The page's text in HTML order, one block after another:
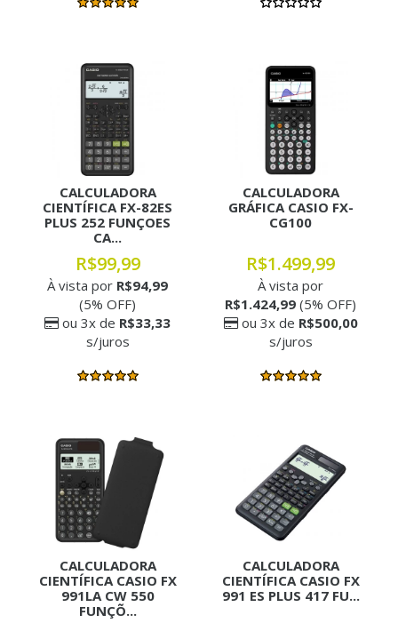
CALCULADORA
CIENTÍFICA FX-82ES
PLUS 252 FUNÇOES
CA...
R$99,99
À vista por R$94,99
(5% OFF)
ou 3x de R$33,33
s/juros
CALCULADORA
GRÁFICA CASIO FX-
CG100
R$1.499,99
À vista por
R$1.424,99 (5% OFF)
ou 3x de R$500,00
s/juros
CALCULADORA
CIENTÍFICA CASIO FX
991LA CW 550
FUNÇÕ...
CALCULADORA
CIENTÍFICA CASIO FX
991 ES PLUS 417 FU...